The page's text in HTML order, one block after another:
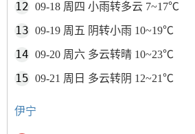
09-18 周四 小雨转多云 7~17℃
09-19 周五 阴转小雨 10~19℃
09-20 周六 多云转晴 10~23℃
09-21 周日 多云转阴 12~21℃
伊宁